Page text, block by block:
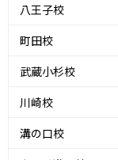
八王子校
町田校
武蔵小杉校
川崎校
溝の口校